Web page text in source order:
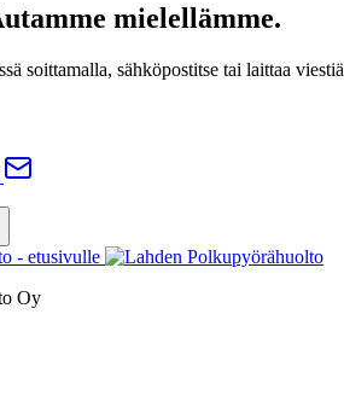
mielellämme.
soittamalla, sähköpostitse tai laittaa
- etusivulle
Oy